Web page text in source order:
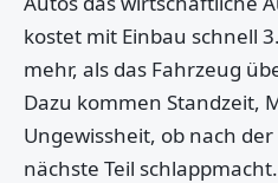
kostet mit Einbau schnell
mehr, als das Fahrzeug
Dazu kommen Standzeit,
Ungewissheit, ob nach
nächste Teil schlappmacht.